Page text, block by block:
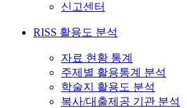
신고센터
RISS 활용도 분석
자료 현황 통계
주제별 활용통계 분석
학술지 활용도 분석
복사/대출제공 기관 분석